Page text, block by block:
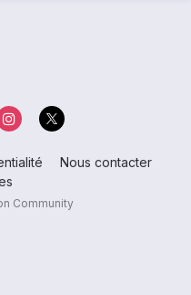
Nous contacter
Community